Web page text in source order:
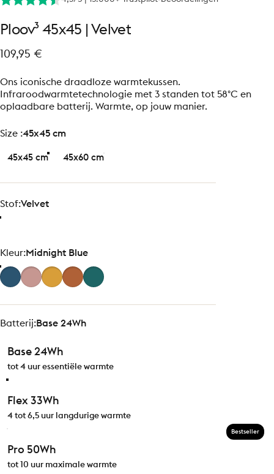
Ploov³ 45x45 Velvet
109,95 €
Ons iconische draadloze warmtekussen.
Infraroodwarmtetechnologie met 3 standen tot 58°C en
oplaadbare batterij. Warmte, op jouw manier.
size
Size :45x45 cm
45x45 cm 45x60 cm
Stof
Stof:Velvet
Kleur
Kleur:Midnight Blue
Batterij
Batterij:Base 24Wh
Base 24Wh
tot 4 uur essentiële warmte
Flex 33Wh
4 tot 6,5 uur langdurige warmte
Pro 50Wh
tot 10 uur maximale warmte
Bestseller